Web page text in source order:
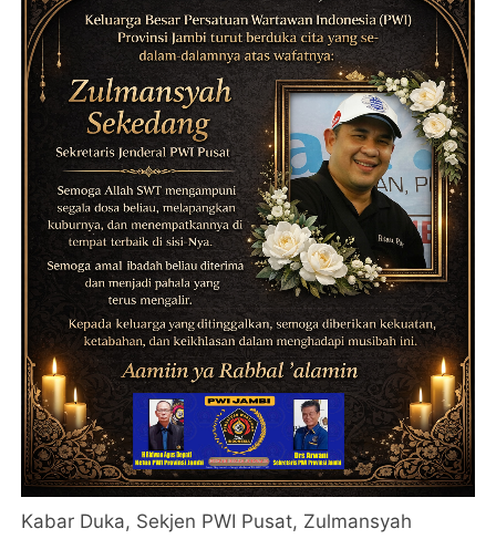
Kabar Duka, Sekjen PWI Pusat, Zulmansyah